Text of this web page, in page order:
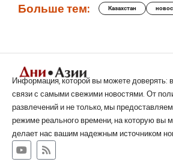
Больше тем: Казахстан
Информация, которой вы можете доверять:
связи с самыми свежими новостями. От
развлечений и не только, мы
режиме реального времени, на которую вы
делает нас вашим надежным источником